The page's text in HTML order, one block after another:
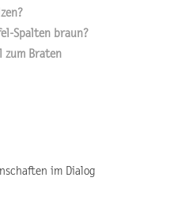
Spalten braun?
zum Braten
im Dialog